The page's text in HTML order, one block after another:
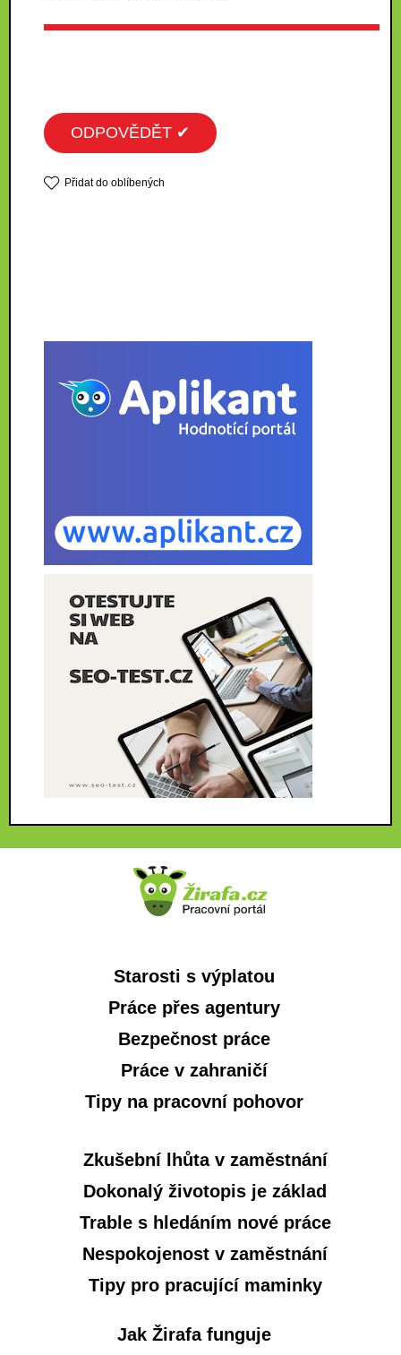
ODPOVĚDĚT ✔
Přidat do oblíbených
Starosti s výplatou
Práce přes agentury
Bezpečnost práce
Práce v zahraničí
Tipy na pracovní pohovor
Zkušební lhůta v zaměstnání
Dokonalý životopis je základ
Trable s hledáním nové práce
Nespokojenost v zaměstnání
Tipy pro pracující maminky
Jak Žirafa funguje